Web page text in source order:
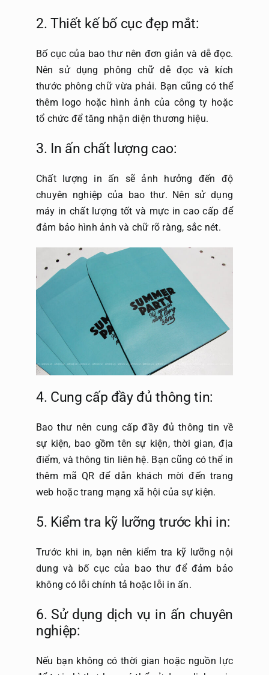
2. Thiết kế bố cục đẹp mắt:
Bố cục của bao thư nên đơn giản và dễ đọc.
Nên sử dụng phông chữ dễ đọc và kích
thước phông chữ vừa phải. Bạn cũng có thể
thêm logo hoặc hình ảnh của công ty hoặc
tổ chức để tăng nhận diện thương hiệu.
3. In ấn chất lượng cao:
Chất lượng in ấn sẽ ảnh hưởng đến độ
chuyên nghiệp của bao thư. Nên sử dụng
máy in chất lượng tốt và mực in cao cấp để
đảm bảo hình ảnh và chữ rõ ràng, sắc nét.
4. Cung cấp đầy đủ thông tin:
Bao thư nên cung cấp đầy đủ thông tin về
sự kiện, bao gồm tên sự kiện, thời gian, địa
điểm, và thông tin liên hệ. Bạn cũng có thể in
thêm mã QR để dẫn khách mời đến trang
web hoặc trang mạng xã hội của sự kiện.
5. Kiểm tra kỹ lưỡng trước khi in:
Trước khi in, bạn nên kiểm tra kỹ lưỡng nội
dung và bố cục của bao thư để đảm bảo
không có lỗi chính tả hoặc lỗi in ấn.
6. Sử dụng dịch vụ in ấn chuyên
nghiệp:
Nếu bạn không có thời gian hoặc nguồn lực